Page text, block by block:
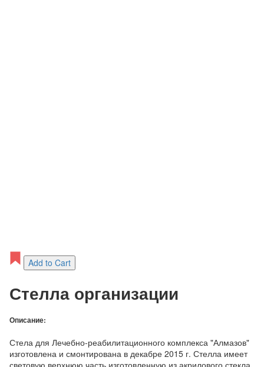
Add to Cart
Стелла организации
Описание:
Стела для Лечебно-реабилитационного комплекса "Алмазов"
изготовлена и смонтирована в декабре 2015 г. Стелла имеет
световую верхнюю часть изготовленную из акрилового стекла,